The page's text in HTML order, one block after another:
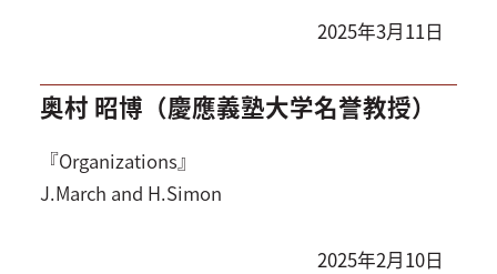
2025年3月11日
奥村 昭博（慶應義塾大学名誉教授）
『Organizations』
J.March and H.Simon
2025年2月10日